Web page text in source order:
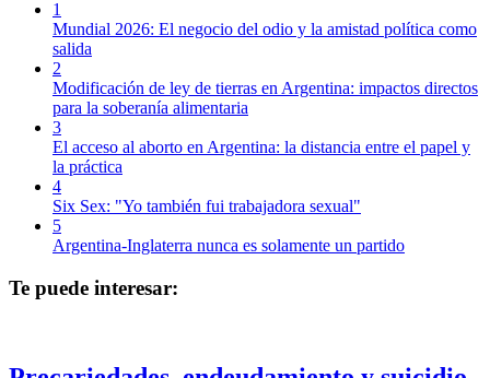
1
Mundial 2026: El negocio del odio y la amistad política como
salida
2
Modificación de ley de tierras en Argentina: impactos directos
para la soberanía alimentaria
3
El acceso al aborto en Argentina: la distancia entre el papel y
la práctica
4
Six Sex: "Yo también fui trabajadora sexual"
5
Argentina-Inglaterra nunca es solamente un partido
Te puede interesar: